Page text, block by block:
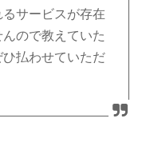
サービスが存在
ので教えていた
払わせていただ